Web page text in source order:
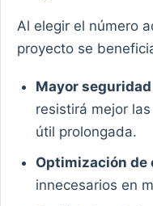
Al elegir el número
proyecto se
Mayor
resistirá mejor
útil prolongada.
Optimización de
innecesarios en